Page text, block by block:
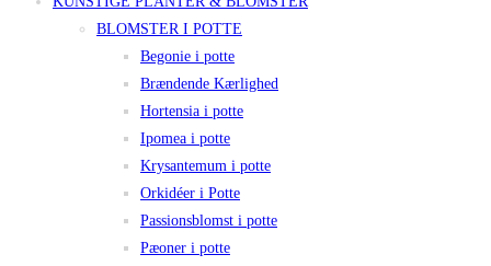
BLOMSTER I POTTE
Begonie i potte
Brændende Kærlighed
Hortensia i potte
Ipomea i potte
Krysantemum i potte
Orkidéer i Potte
Passionsblomst i potte
Pæoner i potte